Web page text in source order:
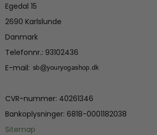
Egedal 15
2690 Karlslunde
Danmark
Telefonnr.: 93102436
E-mail:
CVR-nummer: 40261346
Bankoplysninger: 6818-0001182038
Sitemap